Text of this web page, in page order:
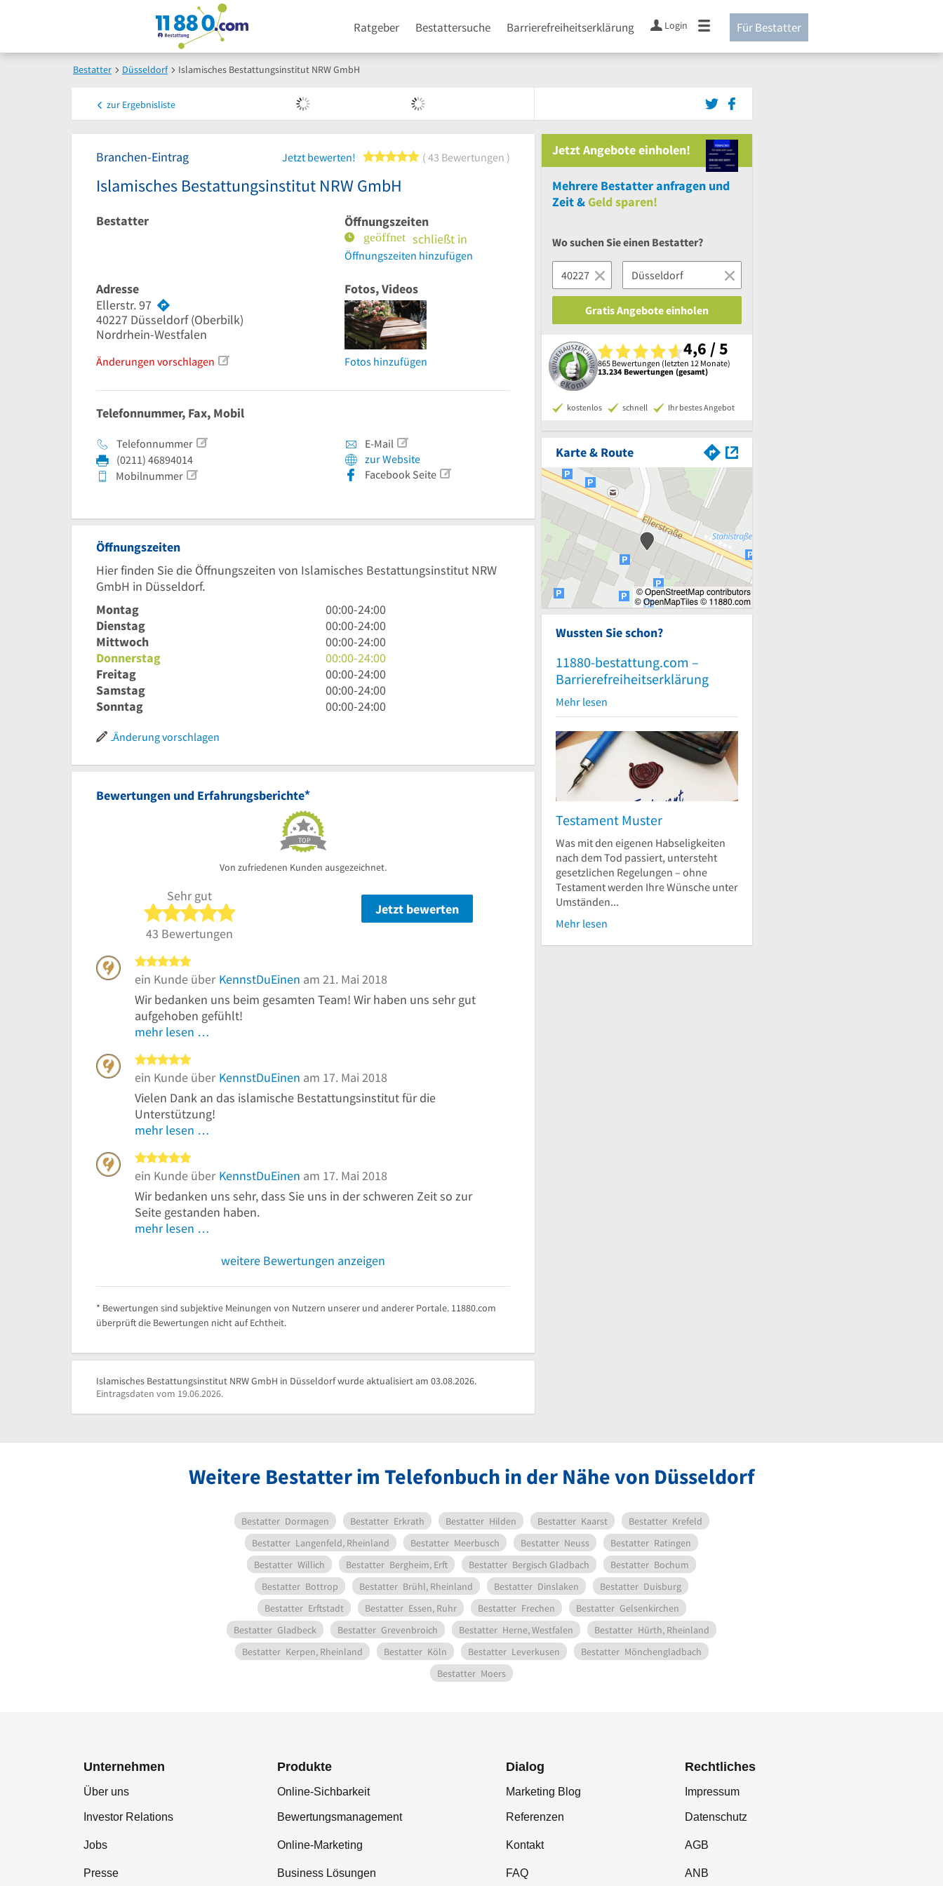
Ratgeber Bestattersuche Barrierefreiheitserklärung Login Für Bestatter
Bestatter Düsseldorf Islamisches Bestattungsinstitut NRW GmbH
zur Ergebnisliste
Branchen-Eintrag Jetzt bewerten! 5 von 5 Sternen
43 Bewertungen
Islamisches Bestattungsinstitut NRW GmbH
Bestatter
Öffnungszeiten
schließt in
Öffnungszeiten hinzufügen
Adresse
Ellerstr. 97
40227 Düsseldorf(Oberbilk)
Nordrhein-Westfalen
Änderungen vorschlagen
Fotos, Videos
Fotos hinzufügen
Telefonnummer, Fax, Mobil
Telefonnummer
(0211) 46894014
Mobilnummer
E-Mail
zur Website
Facebook Seite
Öffnungszeiten
Hier finden Sie die Öffnungszeiten von Islamisches Bestattungsinstitut NRW
GmbH in Düsseldorf.
Montag
0
Uhr
bis
24
Uhr
00:00-24:00
Dienstag
0
Uhr
bis
24
Uhr
00:00-24:00
Mittwoch
0
Uhr
bis
24
Uhr
00:00-24:00
Donnerstag
0
Uhr
bis
24
00:00-24:00
Freitag
0
Uhr
bis
00:00-24:00
Samstag
0
Uhr
00:00-24:00
Sonntag
0
Uhr
00:00-24:00
Änderung vorschlagen
Bewertungen und Erfahrungsberichte*
TOP
Von zufriedenen Kunden ausgezeichnet.
Sehr gut
5 von 5 Sternen
43 Bewertungen
Jetzt bewerten
ein Kunde über KennstDuEinen am 21. Mai 2018
Wir bedanken uns beim gesamten Team! Wir haben uns sehr gut
aufgehoben gefühlt!
mehr lesen …
ein Kunde über KennstDuEinen am 17. Mai 2018
Vielen Dank an das islamische Bestattungsinstitut für die
Unterstützung!
mehr lesen …
ein Kunde über KennstDuEinen am 17. Mai 2018
Wir bedanken uns sehr, dass Sie uns in der schweren Zeit so zur
Seite gestanden haben.
mehr lesen …
weitere Bewertungen anzeigen
* Bewertungen sind subjektive Meinungen von Nutzern unserer und anderer Portale. 11880.com
überprüft die Bewertungen nicht auf Echtheit.
Islamisches Bestattungsinstitut NRW GmbH in Düsseldorf wurde aktualisiert am 03.08.2026.
Eintragsdaten vom 19.06.2026.
Jetzt Angebote einholen!
Mehrere Bestatter anfragen und
Zeit &Geld sparen!
Wo suchen Sie einen Bestatter?
Gratis Angebote einholen
4,6 / 5
865 Bewertungen (letzten 12 Monate)
13.234 Bewertungen (gesamt)
kostenlos schnell Ihr bestes Angebot
Karte & Route
Wussten Sie schon?
11880-bestattung.com –
Barrierefreiheitserklärung
Mehr lesen
Testament Muster
Was mit den eigenen Habseligkeiten
nach dem Tod passiert, untersteht
gesetzlichen Regelungen – ohne
Testament werden Ihre Wünsche unter
Umständen...
Mehr lesen
Weitere Bestatter im Telefonbuch in der Nähe von Düsseldorf
Bestatter Dormagen Bestatter Erkrath Bestatter Hilden Bestatter Kaarst Bestatter Krefeld
Bestatter Langenfeld, Rheinland Bestatter Meerbusch Bestatter Neuss Bestatter Ratingen
Bestatter Willich Bestatter Bergheim, Erft Bestatter Bergisch Gladbach Bestatter Bochum
Bestatter Bottrop Bestatter Brühl, Rheinland Bestatter Dinslaken Bestatter Duisburg
Bestatter Erftstadt Bestatter Essen, Ruhr Bestatter Frechen Bestatter Gelsenkirchen
Bestatter Gladbeck Bestatter Grevenbroich Bestatter Herne, Westfalen Bestatter Hürth, Rheinland
Bestatter Kerpen, Rheinland Bestatter Köln Bestatter Leverkusen Bestatter Mönchengladbach
Bestatter Moers
Unternehmen
Über uns
Investor Relations
Jobs
Presse
Produkte
Online-Sichbarkeit
Bewertungsmanagement
Online-Marketing
Business Lösungen
Dialog
Marketing Blog
Referenzen
Kontakt
FAQ
Rechtliches
Impressum
Datenschutz
AGB
ANB